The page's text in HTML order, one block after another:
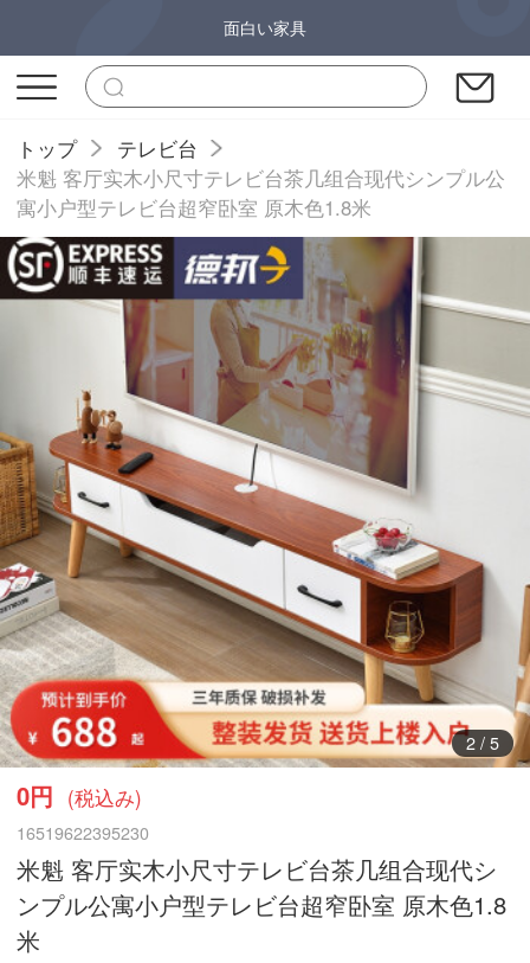
面白い家具
トップ
テレビ台
米魁 客厅实木小尺寸テレビ台茶几组合现代シンプル公
寓小户型テレビ台超窄卧室 原木色1.8米
3/ 5
0円 (税込み)
16519622395230
米魁 客厅实木小尺寸テレビ台茶几组合现代シ
ンプル公寓小户型テレビ台超窄卧室 原木色1.8
米